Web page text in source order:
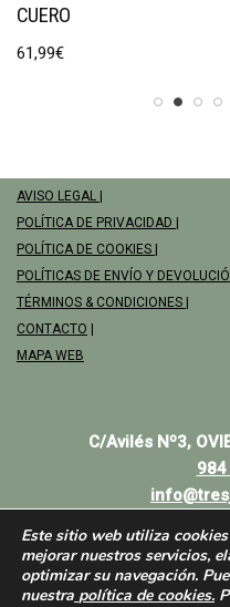
CUERO
61,99€
AVISO LEGAL
POLÍTICA DE PRIVACIDAD
POLÍTICA DE COOKIES
POLÍTICAS DE ENVÍO Y
TÉRMINOS & CONDICIONES
CONTACTO
MAPA WEB
C/Avilés Nº3,
Este sitio web utiliza
mejorar nuestros servicios,
optimizar su navegación.
nuestra política de cookies.